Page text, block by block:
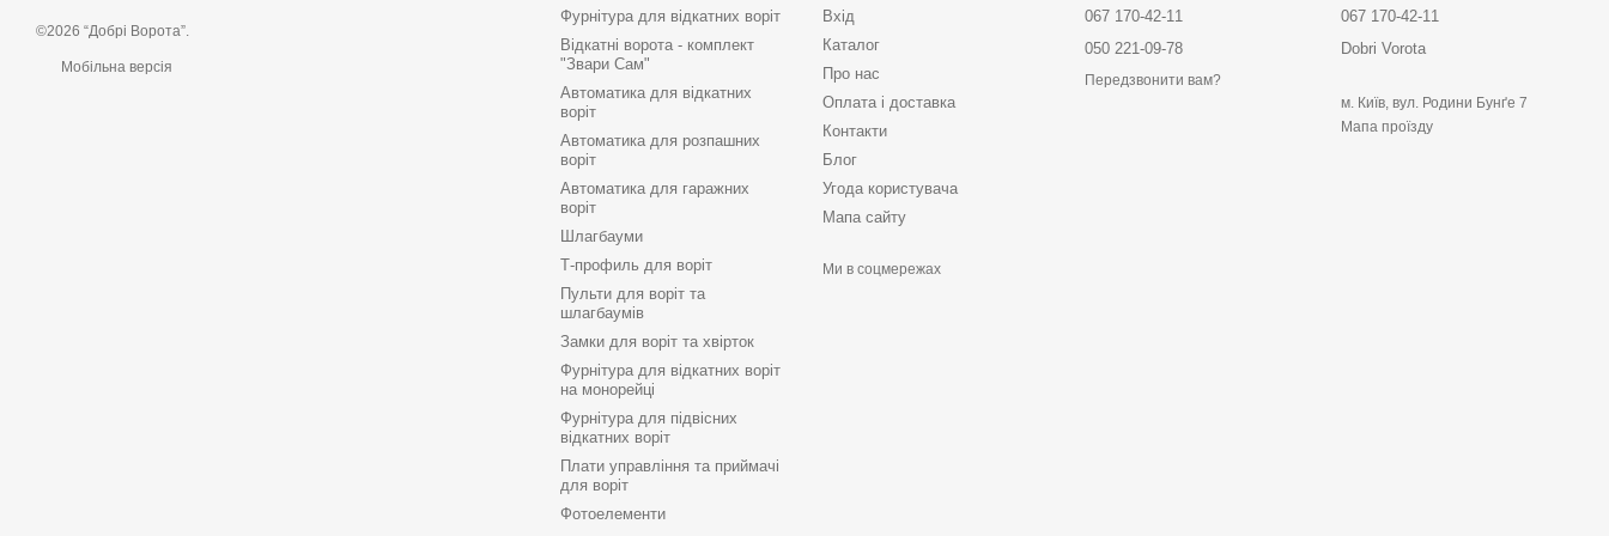
©2026 “Добрі Ворота”.
Мобільна версія
Фурнітура для відкатних воріт
Відкатні ворота - комплект
"Звари Сам"
Автоматика для відкатних
воріт
Автоматика для розпашних
воріт
Автоматика для гаражних
воріт
Шлагбауми
Т-профиль для воріт
Пульти для воріт та
шлагбаумів
Замки для воріт та хвірток
Фурнітура для відкатних воріт
на монорейці
Фурнітура для підвісних
відкатних воріт
Плати управління та приймачі
для воріт
Фотоелементи
Вхід
Каталог
Про нас
Оплата і доставка
Контакти
Блог
Угода користувача
Мапа сайту
Ми в соцмережах
067 170-42-11
050 221-09-78
Передзвонити вам?
067 170-42-11
Dobri Vorota
м. Київ, вул. Родини Бунґе 7
Мапа проїзду